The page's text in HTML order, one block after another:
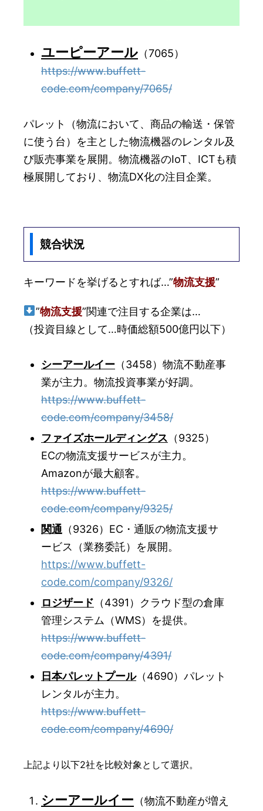
ユーピーアール （7065）
https://www.buffett-
code.com/company/7065/
パレット（物流において、商品の輸送・保管
に使う台）を主とした物流機器のレンタル及
び販売事業を展開。物流機器のIoT、ICTも積
極展開しており、物流DX化の注目企業。
競合状況
キーワードを挙げるとすれば…”物流支援”
”物流支援”関連で注目する企業は…
（投資目線として…時価総額500億円以下）
シーアールイー （3458）物流不動産事
業が主力。物流投資事業が好調。
https://www.buffett-
code.com/company/3458/
ファイズホールディングス （9325）
ECの物流支援サービスが主力。
Amazonが最大顧客。
https://www.buffett-
code.com/company/9325/
関通 （9326）EC・通販の物流支援サ
ービス（業務委託）を展開。
https://www.buffett-
code.com/company/9326/
ロジザード （4391）クラウド型の倉庫
管理システム（WMS）を提供。
https://www.buffett-
code.com/company/4391/
日本パレットプール（4690）パレット
レンタルが主力。
https://www.buffett-
code.com/company/4690/
上記より以下2社を比較対象として選択。
シーアールイー （物流不動産が増え